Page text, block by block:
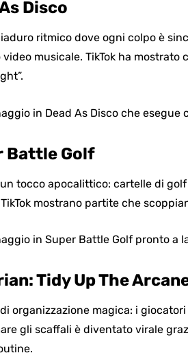
Disco
ritmico dove ogni colpo è
video musicale. TikTok ha
Battle Golf
tocco apocalittico: cartelle di
mostrano partite che
Tidy Up The
organizzazione magica: i
gli scaffali è diventato virale